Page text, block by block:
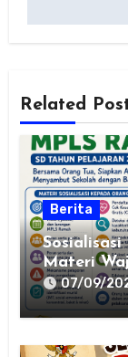
Related
Berita
Materi
kepada
07/09/